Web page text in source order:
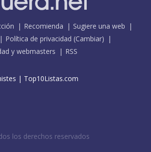
Recomienda
Sugiere una web
Política de privacidad (Cambiar)
y webmasters RSS
| Top10Listas.com
los derechos reservados